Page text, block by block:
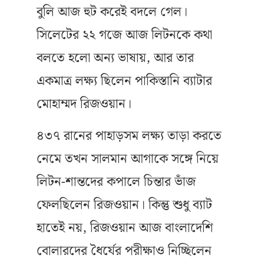
বুলি আজ হুট করেই বদলে গেল।
সিলেটের ২২ গজে আজ লিটনকে কথা
বলতে হলো অন্য ভাষায়, আর তার
একমাত্র লক্ষ্য ছিলেন পাকিস্তানি ব্যাটার
মোহাম্মদ রিজওয়ান।
৪৩৭ রানের পাহাড়সম লক্ষ্য তাড়া করতে
নেমে তখন সালমান আগাকে সঙ্গে নিয়ে
লিটন-শান্তদের কপালে চিন্তার ভাঁজ
ফেলছিলেন রিজওয়ান। কিন্তু শুধু ব্যাট
হাতেই নয়, রিজওয়ান আজ বাংলাদেশি
বোলারদের ধৈর্যের পরীক্ষাও নিচ্ছিলেন